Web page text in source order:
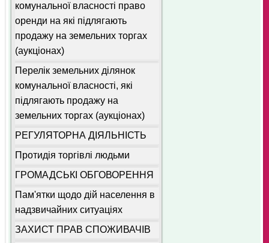
комунальної власності право
оренди на які підлягають
продажу на земельних торгах
(аукціонах)
Перелік земельних ділянок
комунальної власності, які
підлягають продажу на
земельних торгах (аукціонах)
РЕГУЛЯТОРНА ДІЯЛЬНІСТЬ
Протидія торгівлі людьми
ГРОМАДСЬКІ ОБГОВОРЕННЯ
Пам'ятки щодо дій населення в
надзвичайних ситуаціях
ЗАХИСТ ПРАВ СПОЖИВАЧІВ